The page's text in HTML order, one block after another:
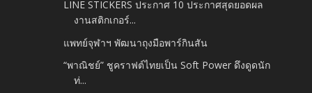
LINE STICKERS ประกาศ 10 ประกาศสุดยอดผล
งานสติกเกอร์...
แพทย์จุฬาฯ พัฒนาถุงมือพาร์กินสัน
“พาณิชย์” ชูคราฟต์ไทยเป็น Soft Power ดึงดูดนัก
ท่...